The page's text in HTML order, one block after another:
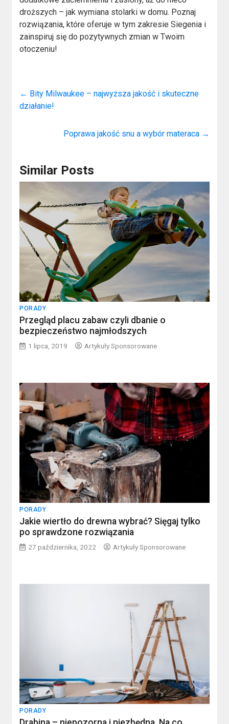
droższych – jak wymiana stolarki w domu. Poznaj
rozwiązania, które oferuje w tym zakresie Siegenia i
zainspiruj się do pozytywnych zmian w Twoim
otoczeniu!
← Bity Milwaukee – najwyższa jakość i skuteczne
działanie!
Poprawa jakość snu a wybór materaca →
Similar Posts
PORADY
Przegląd placu zabaw czyli dbanie o
bezpieczeństwo najmłodszych
1 lipca, 2019 Artykuły Sponsorowane
PORADY
Jakie wiertło do drewna wybrać? Sięgaj tylko
po sprawdzone rozwiązania
27 października, 2022 Artykuły Sponsorowane
PORADY